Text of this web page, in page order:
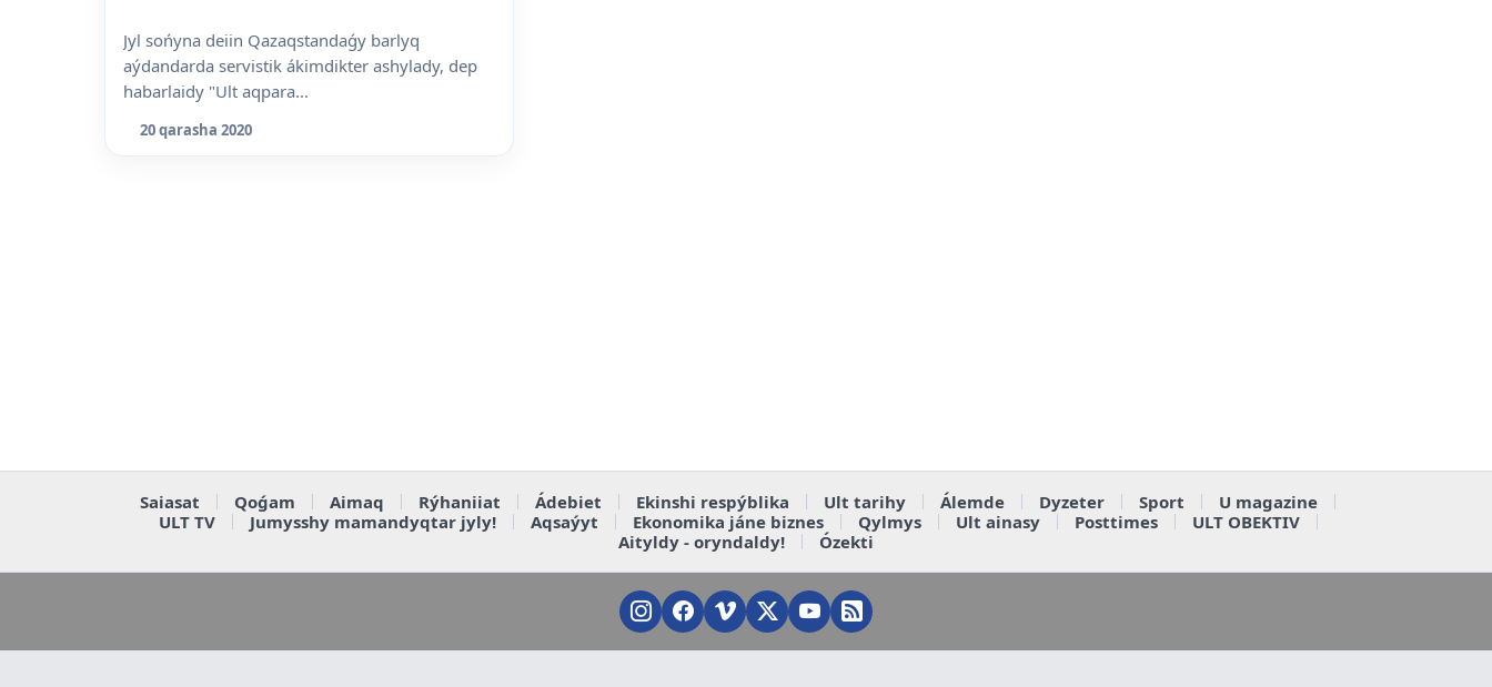
Jyl sońyna deiin Qazaqstandaǵy barlyq
aýdandarda servistik ákimdikter ashylady, dep
habarlaidy "Ult aqpara...
20 qarasha 2020
Saiasat Qoǵam Aimaq Rýhaniiat Ádebiet Ekinshi respýblika Ult tarihy Álemde Dyzeter Sport
U magazine
ULT TV
Jumysshy mamandyqtar jyly! Aqsaýyt Ekonomika jáne biznes Qylmys Ult ainasy Posttimes
ULT OBEKTIV
Aityldy - oryndaldy!
Ózekti